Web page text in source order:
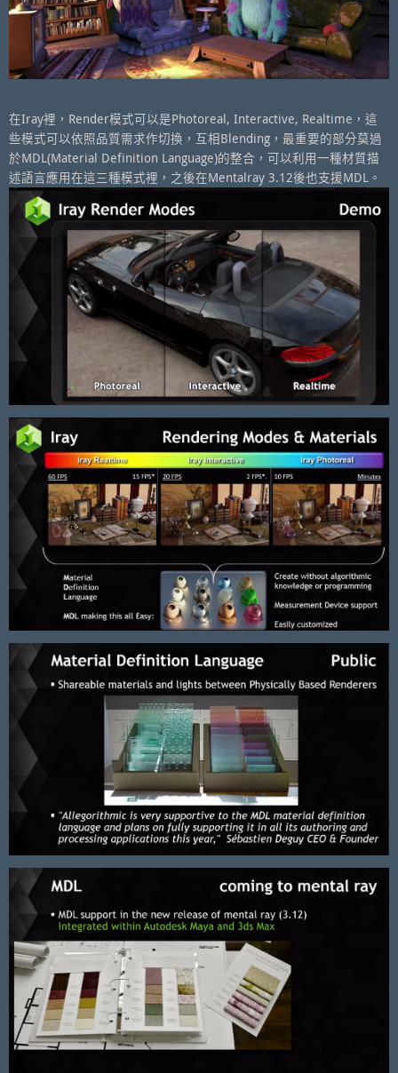
在Iray裡，Render模式可以是Photoreal, Interactive, Realtime，這
些模式可以依照品質需求作切換，互相Blending，最重要的部分莫過
於MDL(Material Definition Language)的整合，可以利用一種材質描
述語言應用在這三種模式裡，之後在Mentalray 3.12後也支援MDL。